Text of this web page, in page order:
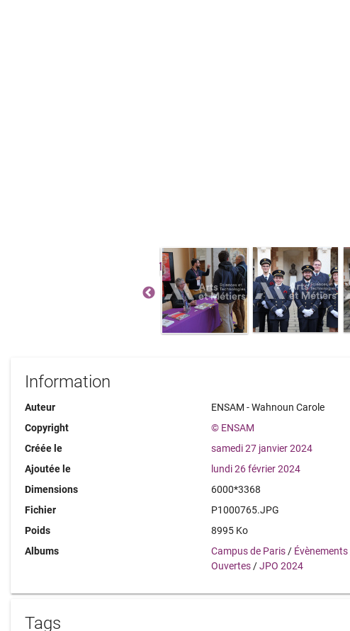
Information
Auteur
ENSAM - Wahnoun Carole
Copyright
© ENSAM
Créée le
samedi 27 janvier 2024
Ajoutée le
lundi 26 février 2024
Dimensions
6000*3368
Fichier
P1000765.JPG
Poids
8995 Ko
Albums
Campus de Paris / Évènements
Ouvertes /JPO 2024
Tags